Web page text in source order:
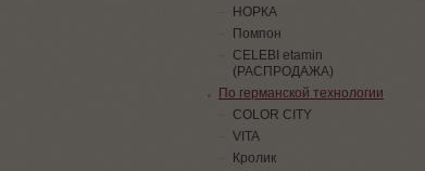
НОРКА
Помпон
СELEBI etamin
(РАСПРОДАЖА)
По германской технологии
COLOR CITY
VITA
Кролик